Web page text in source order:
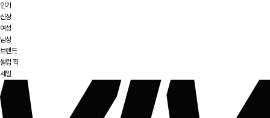
인기
신상
여성
남성
브랜드
셀럽 픽
세일